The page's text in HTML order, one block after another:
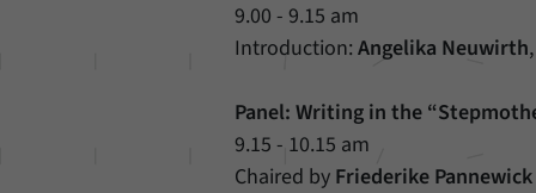
9.00 - 9.15 am
Introduction:Angelika Neuwirth,
Panel: Writing in the
9.15 - 10.15 am
Chaired by Friederike Pannewick